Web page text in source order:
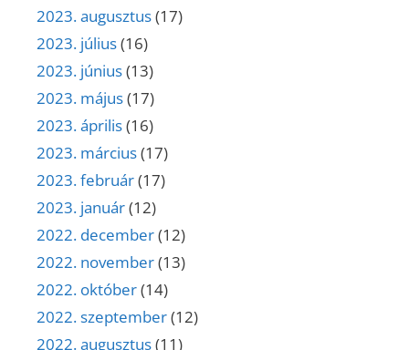
2023. augusztus(17)
2023. július(16)
2023. június(13)
2023. május(17)
2023. április(16)
2023. március(17)
2023. február(17)
2023. január(12)
2022. december(12)
2022. november(13)
2022. október(14)
2022. szeptember(12)
2022. augusztus(11)